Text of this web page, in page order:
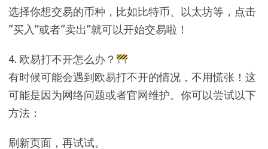
选择你想交易的币种，比如比特币、以太坊等，点击
“买入”或者“卖出”就可以开始交易啦！
4. 欧易打不开怎么办？
有时候可能会遇到欧易打不开的情况，不用慌张！这
可能是因为网络问题或者官网维护。你可以尝试以下
方法：
刷新页面，再试试。